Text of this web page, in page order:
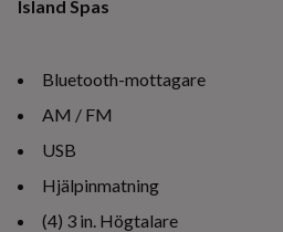
Island Spas
Bluetooth-mottagare
AM / FM
USB
Hjälpinmatning
(4) 3 in. Högtalare